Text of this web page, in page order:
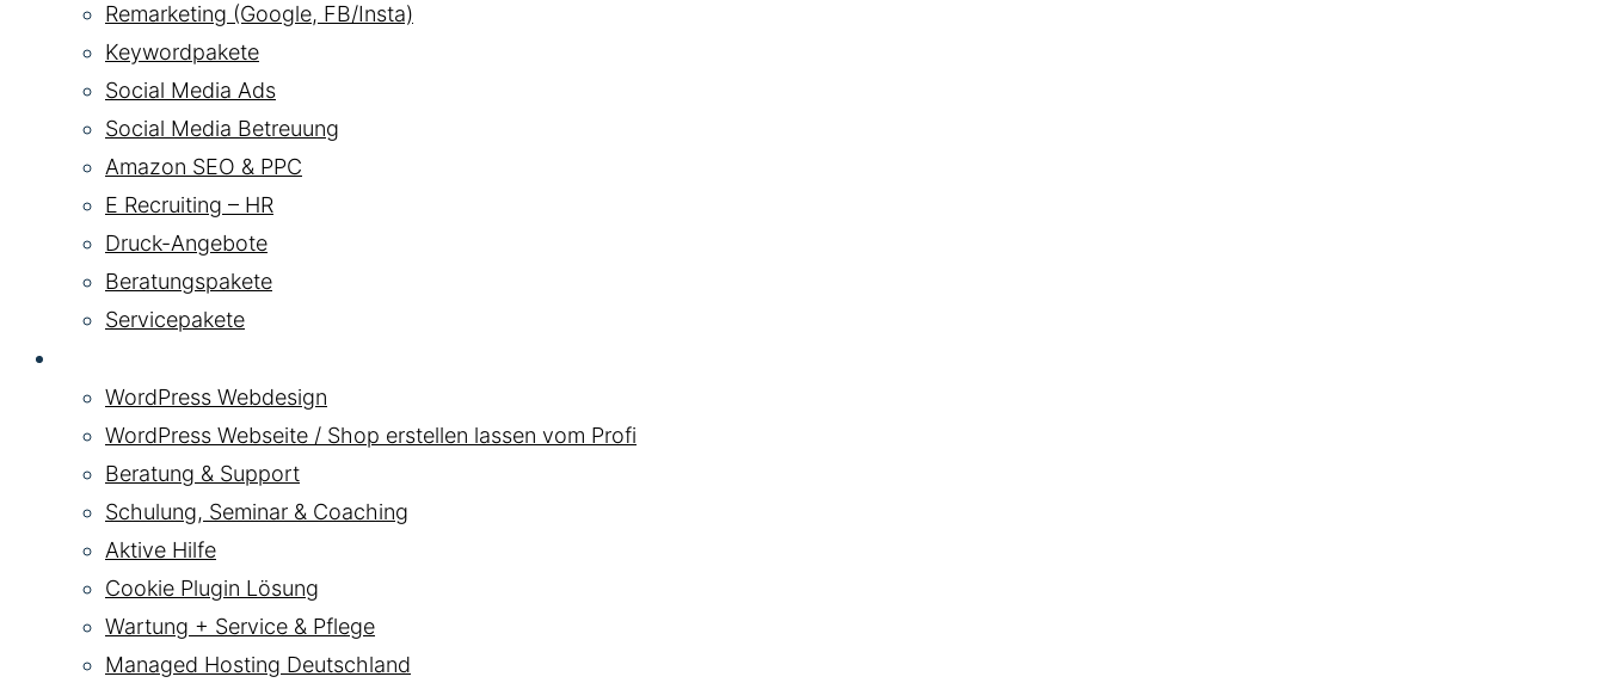
Remarketing (Google, FB/Insta)
Keywordpakete
Social Media Ads
Social Media Betreuung
Amazon SEO & PPC
E Recruiting – HR
Druck-Angebote
Beratungspakete
Servicepakete
WordPress Webdesign
WordPress Webseite / Shop erstellen lassen vom Profi
Beratung & Support
Schulung, Seminar & Coaching
Aktive Hilfe
Cookie Plugin Lösung
Wartung + Service & Pflege
Managed Hosting Deutschland